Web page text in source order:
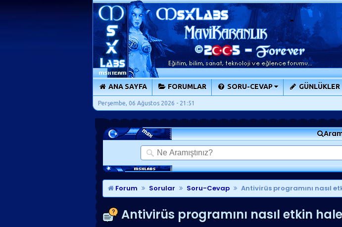
ANA SAYFA FORUMLAR SORU-CEVAP GÜNLÜKLER
Perşembe, 06 Ağustos 2026 - 21:51
Forum Sorular Soru-Cevap Antivirüs programını nasıl
Antivirüs programını nasıl etkin